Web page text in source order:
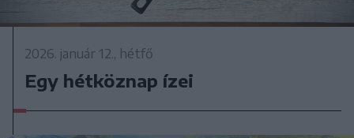
2026. január 12., hétfő
Egy hétköznap ízei